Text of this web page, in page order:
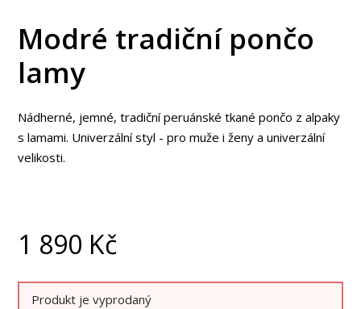
Modré tradiční pončo
lamy
Nádherné, jemné, tradiční peruánské tkané pončo z alpaky
s lamami. Univerzální styl - pro muže i ženy a univerzální
velikosti.
1 890 Kč
Produkt je vyprodaný